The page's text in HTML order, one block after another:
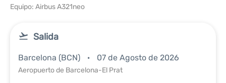
Equipo: Airbus A321neo
Salida
Barcelona (BCN) 07 de Agosto de 2026
Aeropuerto de Barcelona-El Prat